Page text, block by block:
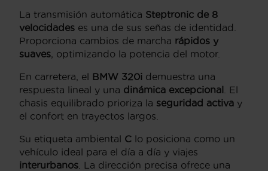
La transmisión automática Steptronic de 8
velocidades es una de sus señas de identidad.
Proporciona cambios de marcha rápidos y
suaves, optimizando la potencia del motor.
En carretera, el BMW 320i demuestra una
respuesta lineal y una dinámica excepcional . El
chasis equilibrado prioriza la seguridad activa y
el confort en trayectos largos.
Su etiqueta ambiental C lo posiciona como un
vehículo ideal para el día a día y viajes
interurbanos . La dirección precisa ofrece una